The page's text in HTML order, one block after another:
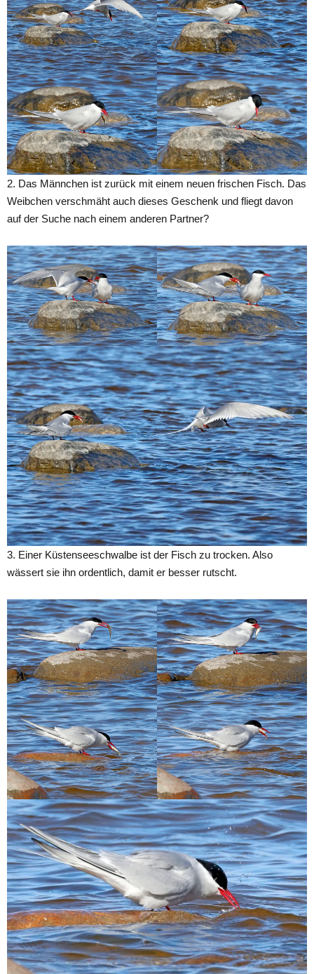
2. Das Männchen ist zurück mit einem neuen frischen Fisch. Das
Weibchen verschmäht auch dieses Geschenk und fliegt davon
auf der Suche nach einem anderen Partner?
3. Einer Küstenseeschwalbe ist der Fisch zu trocken. Also
wässert sie ihn ordentlich, damit er besser rutscht.